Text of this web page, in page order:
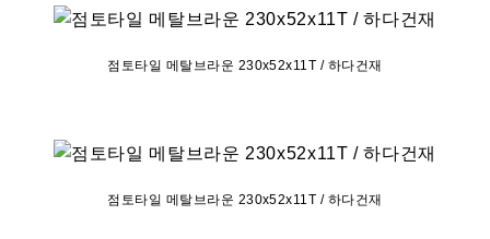
점토타일 메탈브라운 230x52x11T / 하다건재
점토타일 메탈브라운 230x52x11T / 하다건재